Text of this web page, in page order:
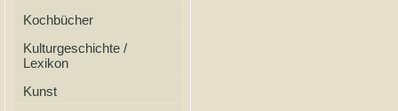
Kochbücher
Kulturgeschichte /
Lexikon
Kunst